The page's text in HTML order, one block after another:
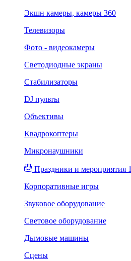
Экшн камеры, камеры 360
Телевизоры
Фото - видеокамеры
Светодиодные экраны
Стабилизаторы
DJ пульты
Объективы
Квадрокоптеры
Микронаушники
Праздники и мероприятия 1
Корпоративные игры
Звуковое оборудование
Световое оборудование
Дымовые машины
Сцены